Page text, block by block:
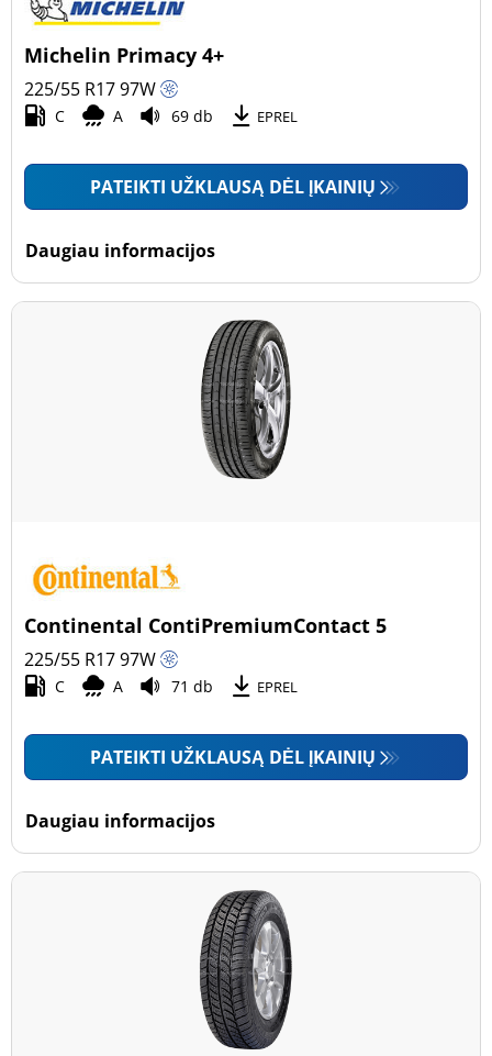
Michelin Primacy 4+
225/55 R1797W
C A 69 db EPREL
PATEIKTI UŽKLAUSĄ DĖL ĮKAINIŲ
Daugiau informacijos
Continental ContiPremiumContact 5
225/55 R1797W
C A 71 db EPREL
PATEIKTI UŽKLAUSĄ DĖL ĮKAINIŲ
Daugiau informacijos